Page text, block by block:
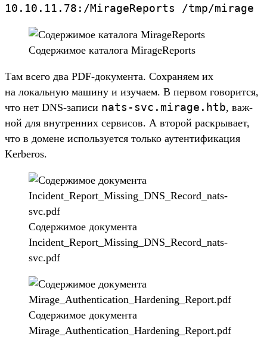
10. 10. 11. 78: /MirageReports /tmp/mirage
Со­дер­жимое катало­га MirageReports
Там все­го два PDF-докумен­та. Сох­раня­ем их
на локаль­ную машину и изу­чаем. В пер­вом говорит­ся,
что нет DNS-записи nats-svc. mirage. htb, важ­
ной для внут­ренних сер­висов. А вто­рой рас­кры­вает,
что в домене исполь­зует­ся толь­ко аутен­тифика­ция
Kerberos.
Со­дер­жимое докумен­та
Incident_Report_Missing_DNS_Record_nats-
svc.pdf
Со­дер­жимое докумен­та
Mirage_Authentication_Hardening_Report.pdf